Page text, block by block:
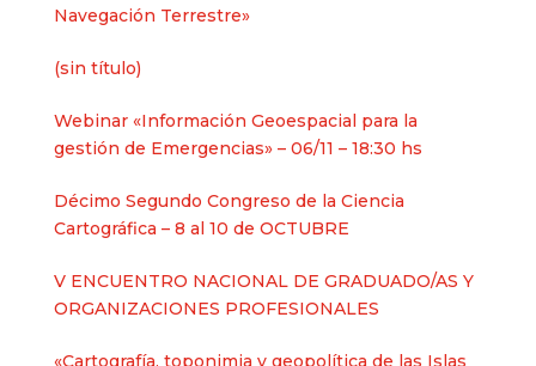
Navegación Terrestre»
(sin título)Entrada
Webinar «Información Geoespacial para la
gestión de Emergencias» – 06/11 – 18:30 hs
Décimo Segundo Congreso de la Ciencia
Cartográfica – 8 al 10 de OCTUBRE
V ENCUENTRO NACIONAL DE GRADUADO/AS Y
ORGANIZACIONES PROFESIONALES
«Cartografía, toponimia y geopolítica de las Islas